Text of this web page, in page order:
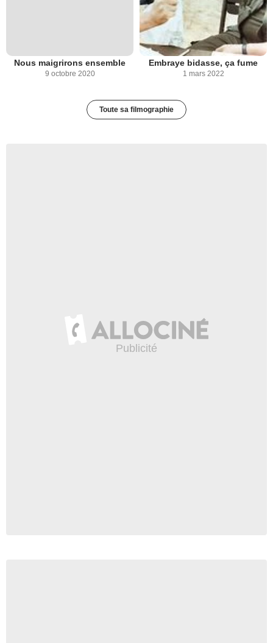
Nous maigrirons ensemble
9 octobre 2020
Embraye bidasse, ça fume
1 mars 2022
Toute sa filmographie